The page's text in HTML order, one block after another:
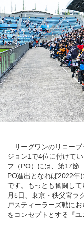
リーグワンのリコーブ
ジョン1で4位に付けて
フ（PO）には、第17節
PO進出となれば2022年
です。もっとも奮闘し
月5日、東京・秩父宮ラ
戸スティーラーズ戦に
をコンセプトとする『ユ